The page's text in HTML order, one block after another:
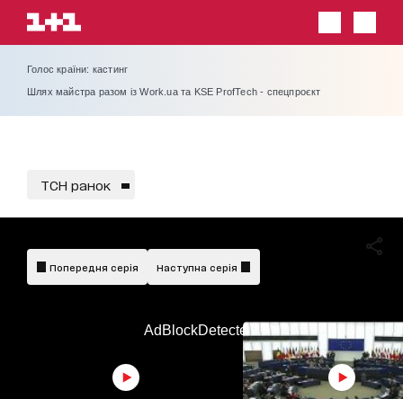
Голос країни: кастинг
Шлях майстра разом із Work.ua та KSE ProfTech - спецпроєкт
ТСН ранок
AdBlockDetected!
Попередня серія Наступна серія